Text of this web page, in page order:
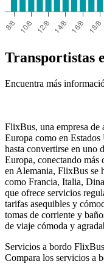
Transportistas
Encuentra más
FlixBus, una empresa de
Europa como en
hasta convertirse en uno
Europa, conectando más
en Alemania, FlixBus se
como Francia, Italia,
que ofrece servicios
tarifas asequibles y
tomas de corriente y
de viaje cómoda y
Servicios a bordo
Compara los servicios a